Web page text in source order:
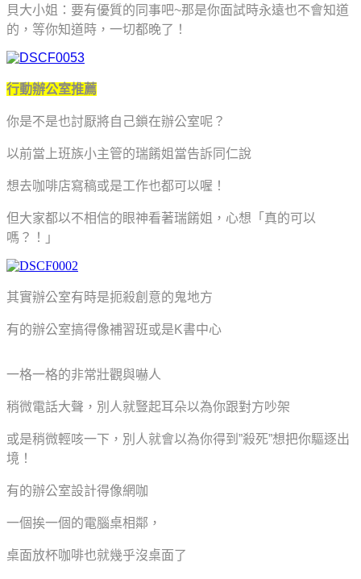
貝大小姐：要有優質的同事吧~那是你面試時永遠也不會知道
的，等你知道時，一切都晚了！
行動辦公室推薦
你是不是也討厭將自己鎖在辦公室呢？
以前當上班族小主管的瑞餚姐當告訴同仁說
想去咖啡店寫稿或是工作也都可以喔！
但大家都以不相信的眼神看著瑞餚姐，心想「真的可以
嗎？！」
其實辦公室有時是扼殺創意的鬼地方
有的辦公室搞得像補習班或是K書中心
一格一格的非常壯觀與嚇人
稍微電話大聲，別人就豎起耳朵以為你跟對方吵架
或是稍微輕咳一下，別人就會以為你得到”殺死”想把你驅逐出
境！
有的辦公室設計得像網咖
一個挨一個的電腦桌相鄰，
桌面放杯咖啡也就幾乎沒桌面了